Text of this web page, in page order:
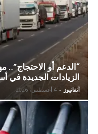
“الدعم أو الاحتجاج”..
الزيادات الجديدة في
آنفانيوز - 4 أغسطس، 2026